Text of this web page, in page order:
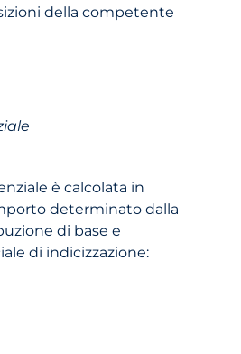
della competente
è calcolata in
determinato dalla
di base e
di indicizzazione: